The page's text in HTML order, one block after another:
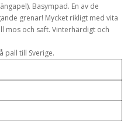
Basympad. En av de
grenar! Mycket rikligt med vita
mos och saft. Vinterhärdigt och
pall till Sverige.